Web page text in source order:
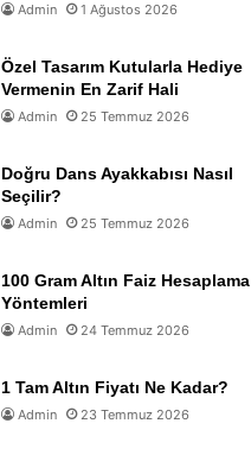
Admin 1 Ağustos 2026
Özel Tasarım Kutularla Hediye
Vermenin En Zarif Hali
Admin 25 Temmuz 2026
Doğru Dans Ayakkabısı Nasıl
Seçilir?
Admin 25 Temmuz 2026
100 Gram Altın Faiz Hesaplama
Yöntemleri
Admin 24 Temmuz 2026
1 Tam Altın Fiyatı Ne Kadar?
Admin 23 Temmuz 2026